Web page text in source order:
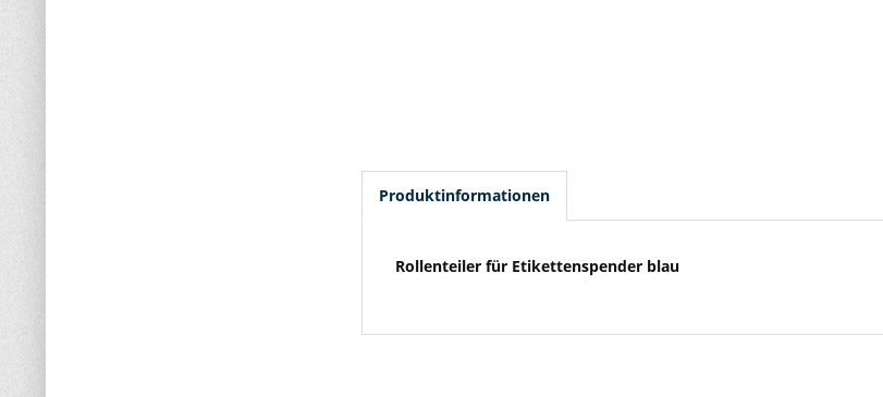
Produktinformationen
Rollenteiler für Etikettenspender blau